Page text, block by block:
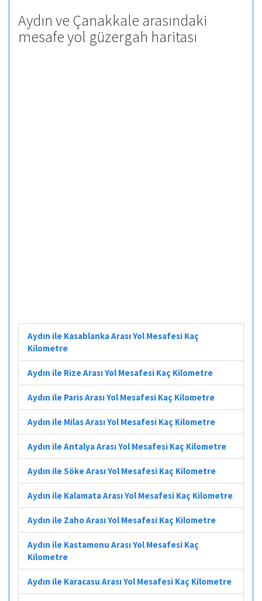
Aydın ve Çanakkale arasındaki
mesafe yol güzergah haritası
Aydın ile Kasablanka Arası Yol Mesafesi Kaç
Kilometre
Aydın ile Rize Arası Yol Mesafesi Kaç Kilometre
Aydın ile Paris Arası Yol Mesafesi Kaç Kilometre
Aydın ile Milas Arası Yol Mesafesi Kaç Kilometre
Aydın ile Antalya Arası Yol Mesafesi Kaç Kilometre
Aydın ile Söke Arası Yol Mesafesi Kaç Kilometre
Aydın ile Kalamata Arası Yol Mesafesi Kaç Kilometre
Aydın ile Zaho Arası Yol Mesafesi Kaç Kilometre
Aydın ile Kastamonu Arası Yol Mesafesi Kaç
Kilometre
Aydın ile Karacasu Arası Yol Mesafesi Kaç Kilometre